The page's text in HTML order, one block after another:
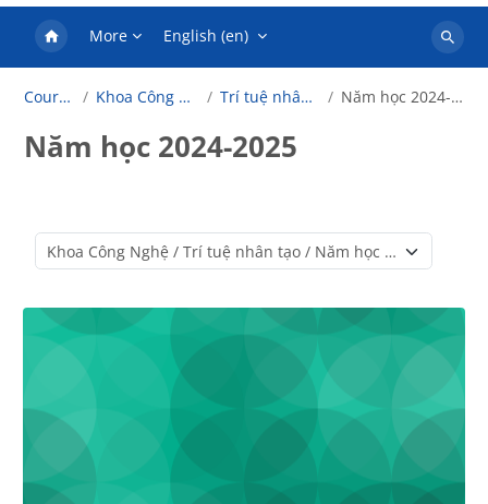
More English ‎(en)‎
Search
Courses Khoa Công Nghệ Trí tuệ nhân tạo Năm học 2024-2025
Năm học 2024-2025
Course categories